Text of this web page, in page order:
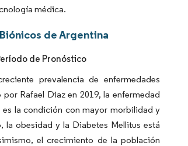
médica.
de Argentina
de Pronóstico
prevalencia de enfermedades
Rafael Diaz en 2019, la enfermedad
es la condición con mayor morbilidad y
la obesidad y la Diabetes Mellitus está
el crecimiento de la población